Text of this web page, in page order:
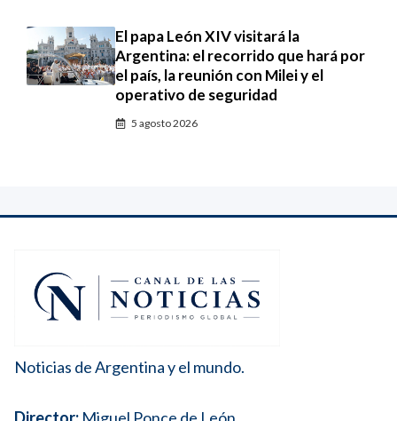
El papa León XIV visitará la
Argentina: el recorrido que hará por
el país, la reunión con Milei y el
operativo de seguridad
5 agosto 2026
Noticias de Argentina y el mundo.